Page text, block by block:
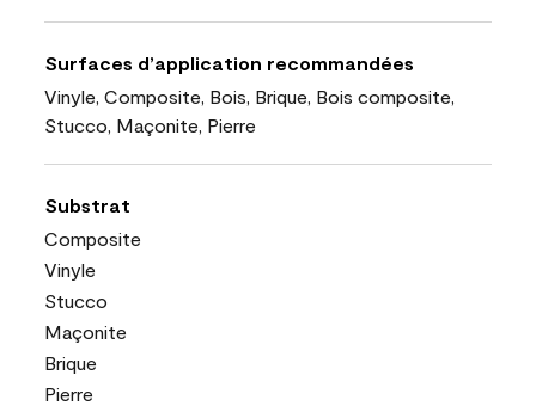
Surfaces d’application recommandées
Vinyle, Composite, Bois, Brique, Bois composite,
Stucco, Maçonite, Pierre
Substrat
Composite
Vinyle
Stucco
Maçonite
Brique
Pierre